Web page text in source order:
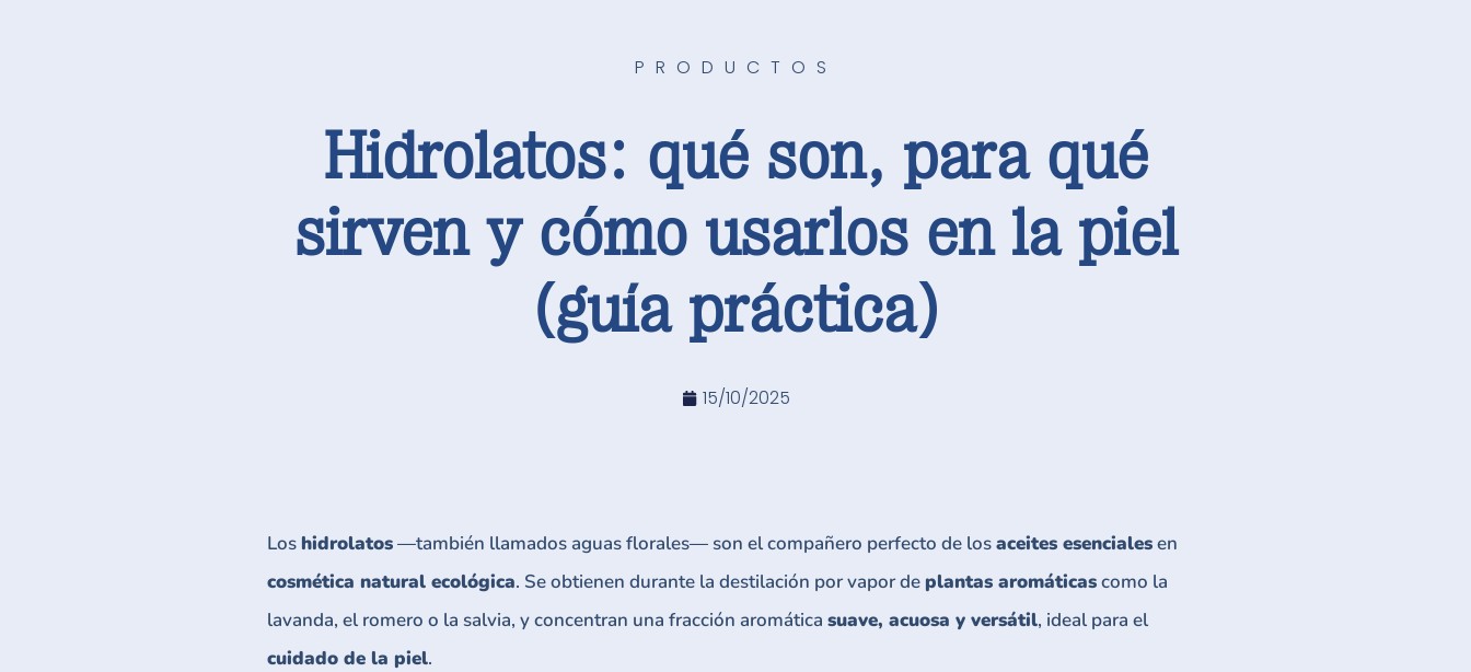
PRODUCTOS
Hidrolatos: qué son, para qué
sirven y cómo usarlos en la piel
(guía práctica)
15/10/2025
Los hidrolatos—también llamados aguas florales— son el compañero perfecto de losaceites esencialesen
cosmética natural ecológica. Se obtienen durante la destilación por vapor de plantas aromáticascomo la
lavanda, el romero o la salvia, y concentran una fracción aromática suave, acuosa y versátil, ideal para el
cuidado de la piel.